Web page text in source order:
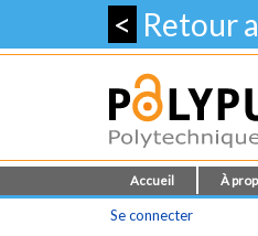
< Retour
Accueil À
Se connecter